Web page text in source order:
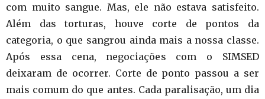
com muito sangue. Mas, ele não estava satisfeito.
Além das torturas, houve corte de pontos da
categoria, o que sangrou ainda mais a nossa classe.
Após essa cena, negociações com o SIMSED
deixaram de ocorrer. Corte de ponto passou a ser
mais comum do que antes. Cada paralisação, um dia